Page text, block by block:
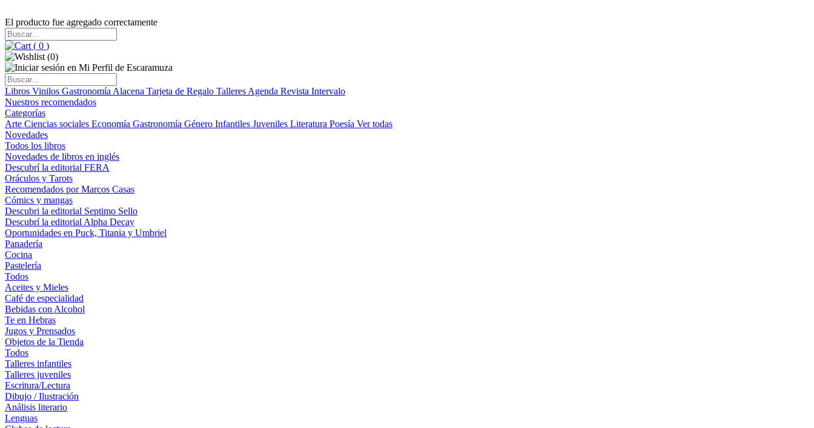
El producto fue agregado correctamente
( 0 )
(0)
Libros Vinilos Gastronomía Alacena Tarjeta de Regalo Talleres Agenda Revista Intervalo
Nuestros recomendados
Categorías
Arte Ciencias sociales Economía Gastronomía Género Infantiles Juveniles Literatura Poesía Ver todas
Novedades
Todos los libros
Novedades de libros en inglés
Descubrí la editorial FERA
Oráculos y Tarots
Recomendados por Marcos Casas
Cómics y mangas
Descubri la editorial Septimo Sello
Descubrí la editorial Alpha Decay
Oportunidades en Puck, Titania y Umbriel
Panadería
Cocina
Pastelería
Todos
Aceites y Mieles
Café de especialidad
Bebidas con Alcohol
Te en Hebras
Jugos y Prensados
Objetos de la Tienda
Todos
Talleres infantiles
Talleres juveniles
Escritura/Lectura
Dibujo / Ilustración
Análisis literario
Lenguas